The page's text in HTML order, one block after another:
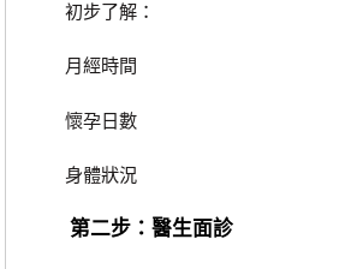
初步了解：
月經時間
懷孕日數
身體狀況
第二步：醫生面診